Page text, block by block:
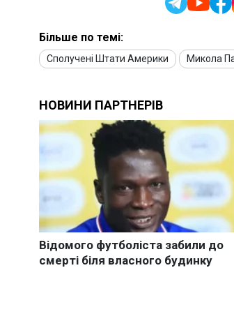
Більше по темі:
Сполучені Штати Америки Микола